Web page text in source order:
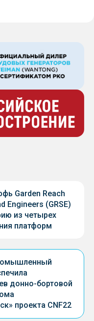
Garden Reach
Engineers (GRSE)
из четырех
платформ
донно-бортовой
проекта CNF22